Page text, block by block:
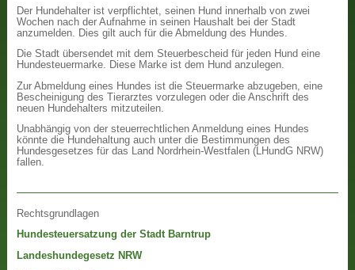
Der Hundehalter ist verpflichtet, seinen Hund innerhalb von zwei
Wochen nach der Aufnahme in seinen Haushalt bei der Stadt
anzumelden. Dies gilt auch für die Abmeldung des Hundes.
Die Stadt übersendet mit dem Steuerbescheid für jeden Hund eine
Hundesteuermarke. Diese Marke ist dem Hund anzulegen.
Zur Abmeldung eines Hundes ist die Steuermarke abzugeben, eine
Bescheinigung des Tierarztes vorzulegen oder die Anschrift des
neuen Hundehalters mitzuteilen.
Unabhängig von der steuerrechtlichen Anmeldung eines Hundes
könnte die Hundehaltung auch unter die Bestimmungen des
Hundesgesetzes für das Land Nordrhein-Westfalen (LHundG NRW)
fallen.
Rechtsgrundlagen
Hundesteuersatzung der Stadt Barntrup
Landeshundegesetz NRW